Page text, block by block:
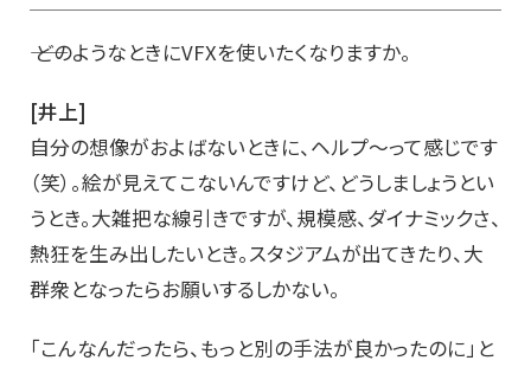
―― どのようなときにVFXを使いたくなりますか。
[井上]
自分の想像がおよばないときに、ヘルプ～って感じです
（笑）。絵が見えてこないんですけど、どうしましょうとい
うとき。大雑把な線引きですが、規模感、ダイナミックさ、
熱狂を生み出したいとき。スタジアムが出てきたり、大
群衆となったらお願いするしかない。
「こんなんだったら、もっと別の手法が良かったのに」と